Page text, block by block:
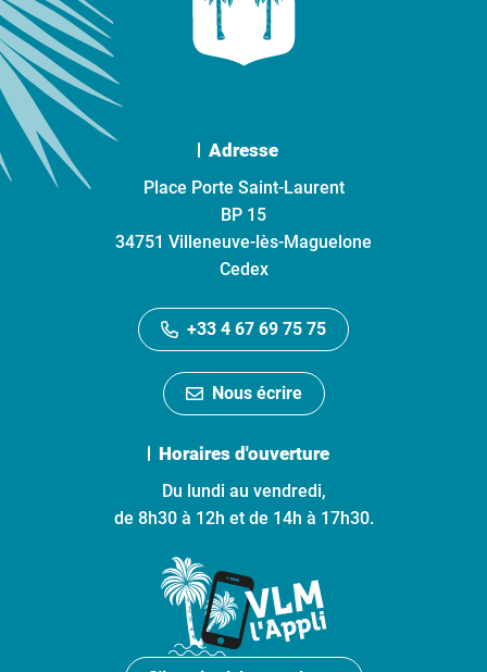
Adresse
Place Porte Saint-Laurent
BP 15
34751 Villeneuve-lès-Maguelone
Cedex
+33 4 67 69 75 75
Nous écrire
Horaires d'ouverture
Du lundi au vendredi,
de 8h30 à 12h et de 14h à 17h30.